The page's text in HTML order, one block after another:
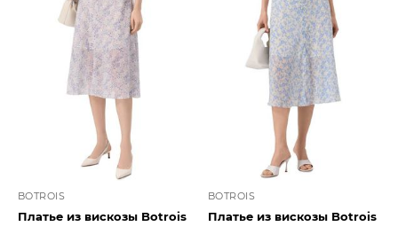
BOTROIS
Платье из вискозы Botrois
BOTROIS
Платье из вискозы Botrois